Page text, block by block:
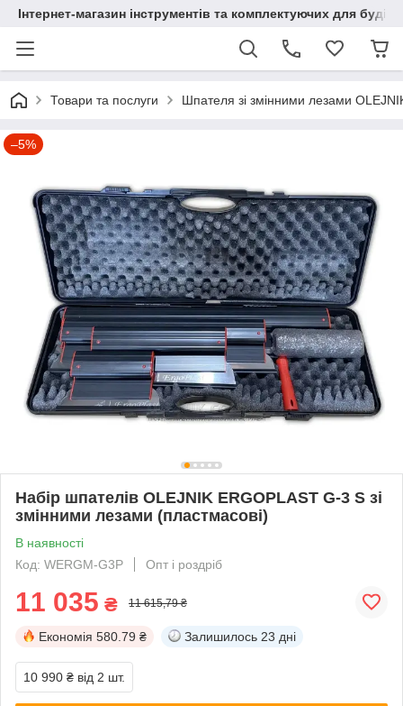
Інтернет-магазин інструментів та комплектуючих для
Товари та послуги Шпателя зі змінними лезами
–5%
Набір шпателів OLEJNIK ERGOPLAST G-3 S зі
змінними лезами (пластмасові)
В наявності
Код: WERGM-G3P
Опт і роздріб
11 035 ₴ 11 615,79 ₴
Економія 580.79 ₴ Залишилось 23 дні
10 990 ₴ від 2 шт.